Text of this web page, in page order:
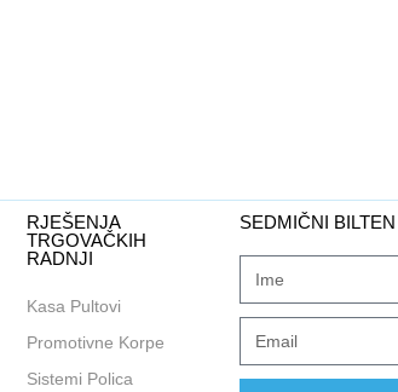
RJEŠENJA
TRGOVAČKIH
RADNJI
Kasa Pultovi
Promotivne Korpe
Sistemi Polica
SEDMIČNI BILTEN